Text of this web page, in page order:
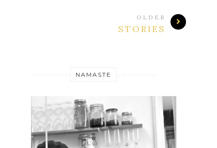
OLDER
STORIES
NAMASTE